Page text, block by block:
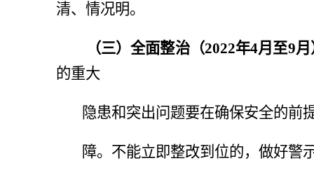
清、情况明。
（三）全面整治（2022年4月至9
的重大
隐患和突出问题要在确保安全的前
障。不能立即整改到位的，做好警